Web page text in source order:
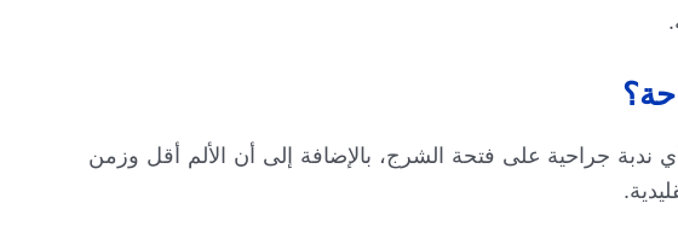
أي ندبة جراحية على فتحة الشرج، بالإضافة إلى أن الألم أقل وزمن